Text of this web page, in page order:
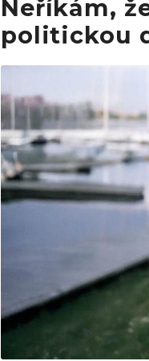
Neříkám,
politickou
Obrázek